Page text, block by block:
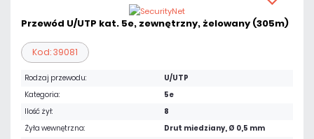
Przewód U/UTP kat. 5e, zewnętrzny, żelowany (305m)
Kod: 39081
Rodzaj przewodu:
U/UTP
Kategoria:
5e
Ilość żył:
8
Żyła wewnętrzna:
Drut miedziany, Ø 0,5 mm